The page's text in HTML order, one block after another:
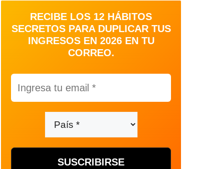
RECIBE LOS 12 HÁBITOS
SECRETOS PARA DUPLICAR TUS
INGRESOS EN 2026 EN TU
CORREO.